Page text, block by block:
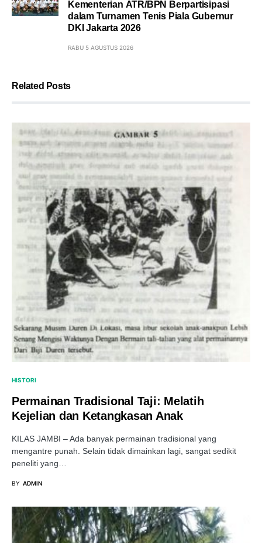
Kementerian ATR/BPN Berpartisipasi
dalam Turnamen Tenis Piala Gubernur
DKI Jakarta 2026
RABU 5 AGUSTUS 2026
Related Posts
HISTORI
Permainan Tradisional Taji: Melatih
Kejelian dan Ketangkasan Anak
KILAS JAMBI – Ada banyak permainan tradisional yang
mengantre punah. Selain tidak dimainkan lagi, sangat sedikit
peneliti yang…
BY ADMIN